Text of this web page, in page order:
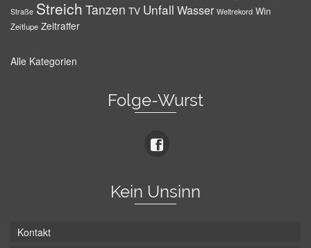
Straße Streich Tanzen TV Unfall Wasser Weltrekord Win
Zeitlupe Zeitraffer
Alle Kategorien
Folge-Wurst
Kein Unsinn
Kontakt